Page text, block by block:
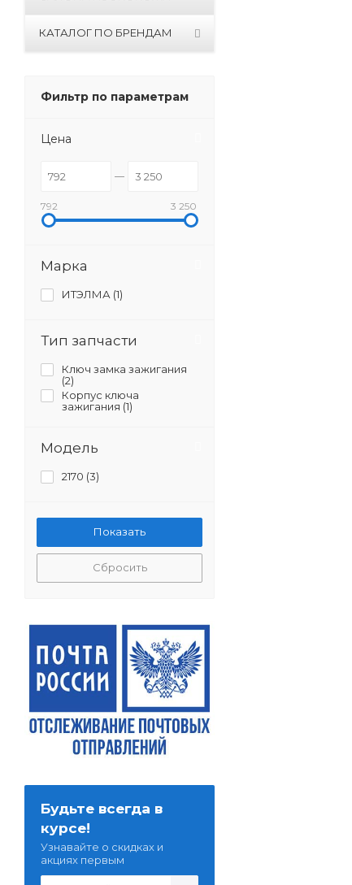
КАТАЛОГ ПО БРЕНДАМ
Фильтр по параметрам
Цена
792 3 250
Марка
ИТЭЛМА (1)
Тип запчасти
Ключ замка зажигания
(2)
Корпус ключа
зажигания (1)
Модель
2170 (3)
Сбросить
Будьте всегда в
курсе!
Узнавайте о скидках и
акциях первым